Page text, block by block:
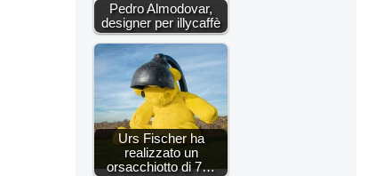
Pedro Almodovar,
designer per illycaffè
Urs Fischer ha
realizzato un
orsacchiotto di 7…